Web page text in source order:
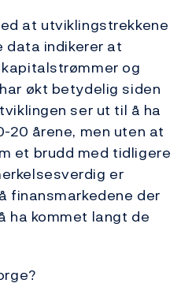
at utviklingstrekkene
data indikerer at
og
økt betydelig siden
ser ut til å ha
20 årene, men uten at
et brudd med tidligere
er
finansmarkedene der
ha kommet langt de